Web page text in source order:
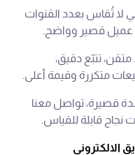
لا تُقاس بعدد القنوات
عميل قصير وواضح.
تتبّع دقيق،
متكررة وقيمة أعلى.
قصيرة، تواصل معنا
قابلة للقياس.
الالكتروني